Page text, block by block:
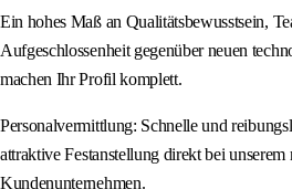
Ein hohes Maß an Qualitätsbewusstsein,
Aufgeschlossenheit gegenüber neuen
machen Ihr Profil komplett.
Personalvermittlung: Schnelle und
attraktive Festanstellung direkt bei unserem
Kundenunternehmen.